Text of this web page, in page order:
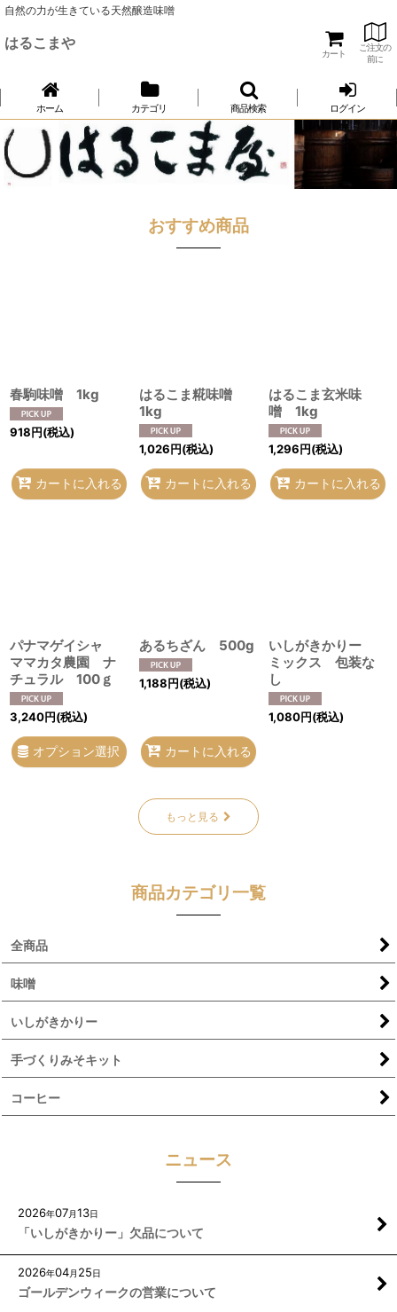
自然の力が生きている天然醸造味噌
はるこまや
カート
ご注文の
前に
ホーム カテゴリ 商品検索 ログイン
おすすめ商品
春駒味噌 1kg
918円(税込)
カートに入れる
はるこま糀味噌
1kg
1,026円(税込)
カートに入れる
はるこま玄米味
噌 1kg
1,296円(税込)
カートに入れる
パナマゲイシャ
ママカタ農園 ナ
チュラル 100ｇ
3,240円(税込)
オプション選択
あるちざん 500g
1,188円(税込)
カートに入れる
いしがきかりー
ミックス 包装な
し
1,080円(税込)
もっと見る
商品カテゴリ一覧
全商品
味噌
いしがきかりー
手づくりみそキット
コーヒー
ニュース
2026年07月13日
「いしがきかりー」欠品について
2026年04月 25日
ゴールデンウィークの営業について